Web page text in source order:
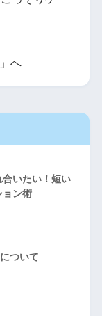
」へ
合いたい！短い
ョン術
ついて